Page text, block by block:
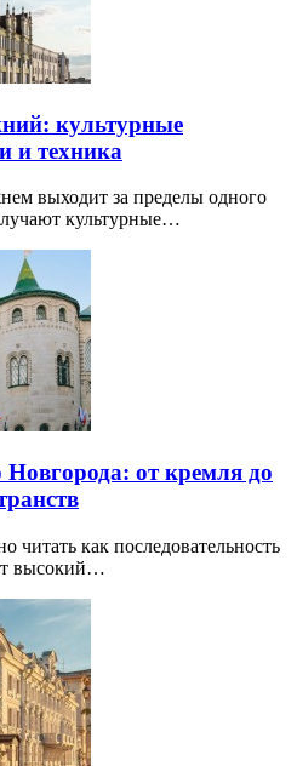
культурные
и техника
выходит за пределы одного
культурные…
от кремля до
читать как последовательность
высокий…